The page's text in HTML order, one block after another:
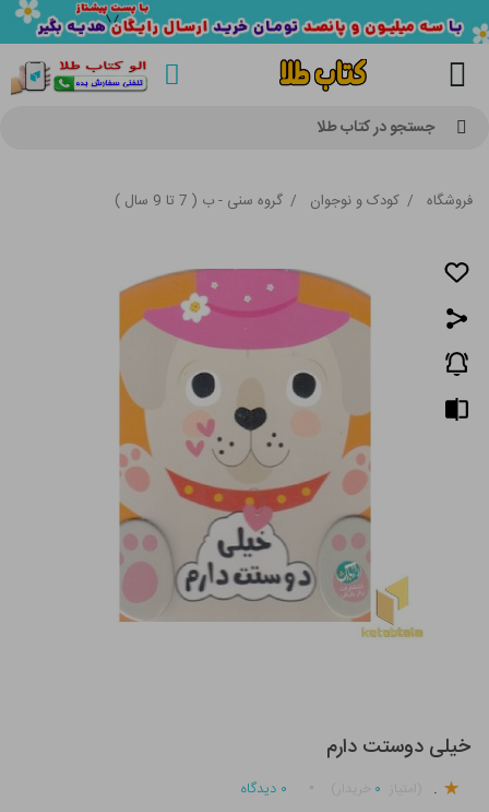
جستجو در کتاب طلا
فروشگاه / کودک و نوجوان / گروه سنی - ب ( 7 تا 9 سال )
خیلی دوستت دارم
. ۰ ۰ دیدگاه